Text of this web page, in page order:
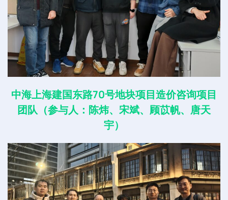
中海上海建国东路70号地块项目造价咨询项目
团队（参与人：陈炜、宋斌、顾苡帆、唐天
宇）